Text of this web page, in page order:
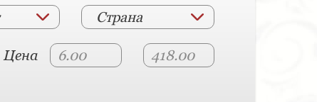
Страна
Цена